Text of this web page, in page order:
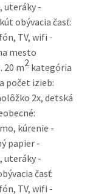
uteráky -
obývacia časť:
TV, wifi -
mesto
20 m2 kategória
počet izieb:
2x, detská
kúrenie -
papier -
uteráky -
časť:
TV, wifi -